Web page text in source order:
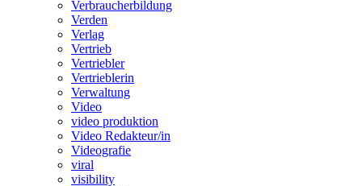
Verbraucherbildung
Verden
Verlag
Vertrieb
Vertriebler
Vertrieblerin
Verwaltung
Video
video produktion
Video Redakteur/in
Videografie
viral
visibility